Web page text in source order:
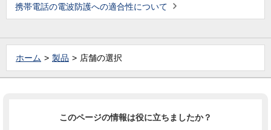
携帯電話の電波防護への適合性について
ホーム 製品 店舗の選択
このページの情報は役に立ちましたか？